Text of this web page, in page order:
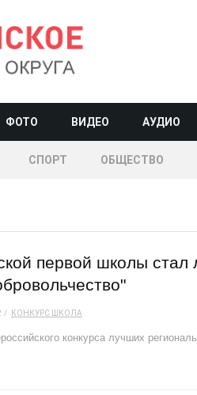
ФОТО ВИДЕО АУДИО
СПОРТ ОБЩЕСТВО
первой школы
КОНКУРС ШКОЛА
конкурса лучших